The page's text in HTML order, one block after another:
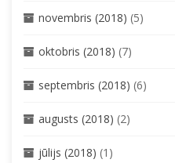
novembris (2018) (5)
oktobris (2018) (7)
septembris (2018) (6)
augusts (2018) (2)
jūlijs (2018) (1)